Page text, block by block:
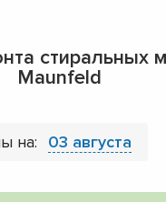
стиральных
Maunfeld
на: 03 августа